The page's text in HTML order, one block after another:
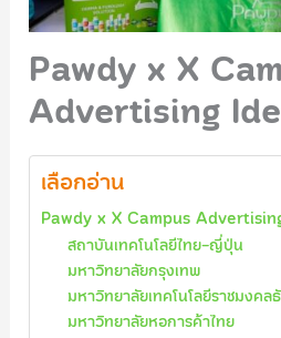
Pawdy x X
Advertising
เลือกอ่าน
Pawdy x X Campus
สถาบันเทคโนโลยีไทย-ญี่ปุ่น
มหาวิทยาลัยกรุงเทพ
มหาวิทยาลัยเทคโนโลยีราชมงคล
มหาวิทยาลัยหอการค้าไทย